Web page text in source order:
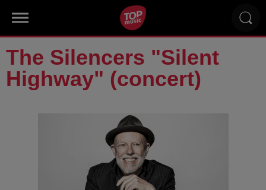
The Silencers "Silent
Highway" (concert)